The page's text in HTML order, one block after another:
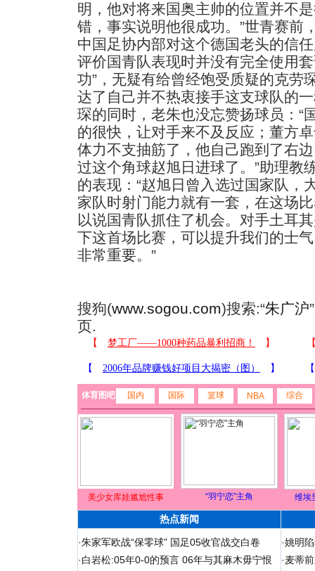
明，他对将来国奥主帅的位置并不
错，事实说明他很成功。”世青赛前
中国足协内部对这个德国老头的信
评价国青队表现时并没有完全使用
功”，无疑有给曾经饱受质疑的克劳
达了自己并不热衷接手这支球队的
琛的同时，老朱也没忘赞扬球员：“
的很快，让对手来不及反应；董方
体力不支抽筋了，他自己跑到了右
过这个角球赵旭日进球了。”助理教
的表现：“赵旭日曾入选过国家队，
家队时射门能力就有一套，在这场
以说国青队抓住了机会。对手土耳
下这首场比赛，可以提升我们的士
非常重要。”
搜狗(www.sogou.com)搜索:“朱广沪
页.
体育图吧 国内 国际 篮球 NBA 综合
美少女库娃尴尬性事 “羽宁恋”主角 维埃
热点新闻
·朱家军欧战“保零球” 国足05收官战交白卷
·白岩松:05年0-0的预言 06年与其麻木毋宁恨
·姚明
·麦蒂